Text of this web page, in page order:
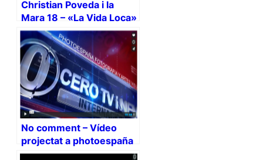
Christian Poveda i la
Mara 18 – «La Vida Loca»
No comment – Vídeo
projectat a photoespaña
2014